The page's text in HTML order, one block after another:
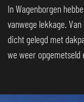
In Wagenborgen
vanwege lekkage.
dicht gelegd met
we weer opgemetseld